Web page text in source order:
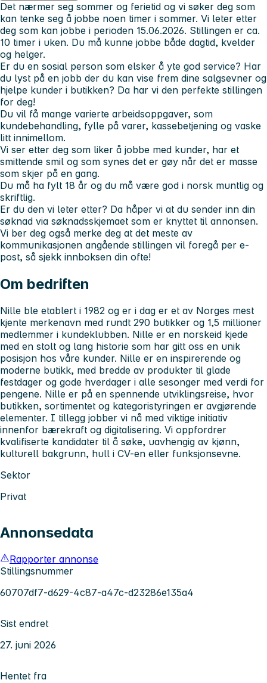
Det nærmer seg sommer og ferietid og vi søker deg som
kan tenke seg å jobbe noen timer i sommer. Vi leter etter
deg som kan jobbe i perioden 15.06.2026. Stillingen er ca.
10 timer i uken. Du må kunne jobbe både dagtid, kvelder
og helger.
Er du en sosial person som elsker å yte god service? Har
du lyst på en jobb der du kan vise frem dine salgsevner og
hjelpe kunder i butikken? Da har vi den perfekte stillingen
for deg!
Du vil få mange varierte arbeidsoppgaver, som
kundebehandling, fylle på varer, kassebetjening og vaske
litt innimellom.
Vi ser etter deg som liker å jobbe med kunder, har et
smittende smil og som synes det er gøy når det er masse
som skjer på en gang.
Du må ha fylt 18 år og du må være god i norsk muntlig og
skriftlig.
Er du den vi leter etter? Da håper vi at du sender inn din
søknad via søknadsskjemaet som er knyttet til annonsen.
Vi ber deg også merke deg at det meste av
kommunikasjonen angående stillingen vil foregå per e-
post, så sjekk innboksen din ofte!
Om bedriften
Nille ble etablert i 1982 og er i dag er et av Norges mest
kjente merkenavn med rundt 290 butikker og 1,5 millioner
medlemmer i kundeklubben. Nille er en norskeid kjede
med en stolt og lang historie som har gitt oss en unik
posisjon hos våre kunder. Nille er en inspirerende og
moderne butikk, med bredde av produkter til glade
festdager og gode hverdager i alle sesonger med verdi for
pengene. Nille er på en spennende utviklingsreise, hvor
butikken, sortimentet og kategoristyringen er avgjørende
elementer. I tillegg jobber vi nå med viktige initiativ
innenfor bærekraft og digitalisering. Vi oppfordrer
kvalifiserte kandidater til å søke, uavhengig av kjønn,
kulturell bakgrunn, hull i CV-en eller funksjonsevne.
Sektor
Privat
Annonsedata
Rapporter annonse
Stillingsnummer
60707df7-d629-4c87-a47c-d23286e135a4
Sist endret
27. juni 2026
Hentet fra